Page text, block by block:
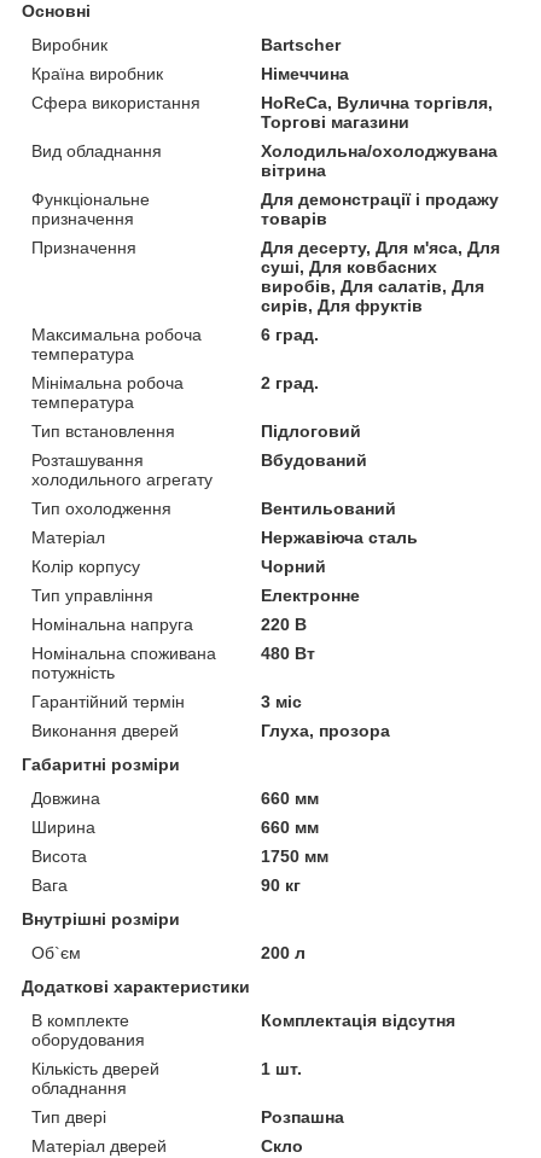
Основні
Виробник
Bartscher
Країна виробник
Німеччина
Сфера використання
HoReCa, Вулична торгівля,
Торгові магазини
Вид обладнання
Холодильна/охолоджувана
вітрина
Функціональне
призначення
Для демонстрації і продажу
товарів
Призначення
Для десерту, Для м'яса, Для
суші, Для ковбасних
виробів, Для салатів, Для
сирів, Для фруктів
Максимальна робоча
температура
6 град.
Мінімальна робоча
температура
2 град.
Тип встановлення
Підлоговий
Розташування
холодильного агрегату
Вбудований
Тип охолодження
Вентильований
Матеріал
Нержавіюча сталь
Колір корпусу
Чорний
Тип управління
Електронне
Номінальна напруга
220 В
Номінальна споживана
потужність
480 Вт
Гарантійний термін
3 міс
Виконання дверей
Глуха, прозора
Габаритні розміри
Довжина
660 мм
Ширина
660 мм
Висота
1750 мм
Вага
90 кг
Внутрішні розміри
Об`єм
200 л
Додаткові характеристики
В комплекте
оборудования
Комплектація відсутня
Кількість дверей
обладнання
1 шт.
Тип двері
Розпашна
Матеріал дверей
Скло